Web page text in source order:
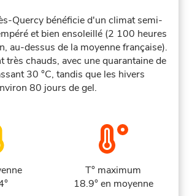
Quercy bénéficie d'un climat semi-
et bien ensoleillé (2 100 heures
au-dessus de la moyenne française).
très chauds, avec une quarantaine de
30 °C, tandis que les hivers
80 jours de gel.
T° maximum
18.9° en moyenne